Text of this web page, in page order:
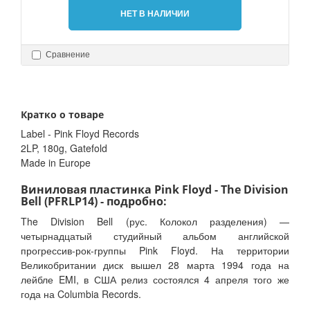
НЕТ В НАЛИЧИИ
Сравнение
Кратко о товаре
Label - Pink Floyd Records
2LP, 180g, Gatefold
Made in Europe
Виниловая пластинка Pink Floyd - The Division
Bell (PFRLP14) - подробно:
The Division Bell (рус. Колокол разделения) —
четырнадцатый студийный альбом английской
прогрессив-рок-группы Pink Floyd. На территории
Великобритании диск вышел 28 марта 1994 года на
лейбле EMI, в США релиз состоялся 4 апреля того же
года на Columbia Records.